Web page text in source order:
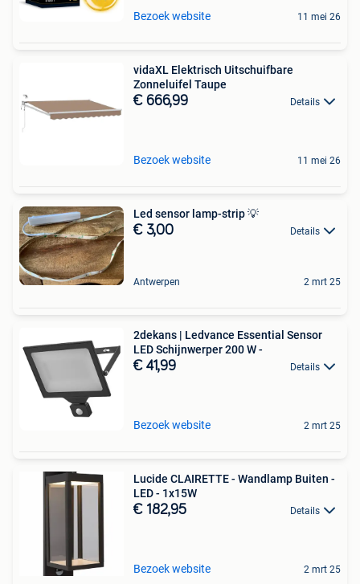
Bezoek website 11 mei 26
vidaXL Elektrisch Uitschuifbare
Zonneluifel Taupe
€ 666,99 Details
Bezoek website 11 mei 26
Led sensor lamp-strip 💡
€ 3,00 Details
Antwerpen 2 mrt 25
2dekans | Ledvance Essential Sensor
LED Schijnwerper 200 W -
€ 41,99 Details
Bezoek website 2 mrt 25
Lucide CLAIRETTE - Wandlamp Buiten -
LED - 1x15W
€ 182,95 Details
Bezoek website 2 mrt 25